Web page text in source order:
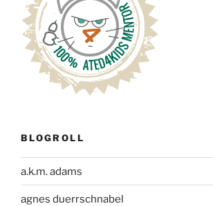
BLOGROLL
a.k.m. adams
agnes duerrschnabel